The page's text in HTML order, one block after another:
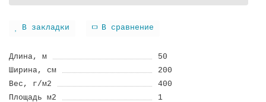
В закладки В сравнение
Длина, м
50
Ширина, см
200
Вес, г/м2
400
Площадь м2
1